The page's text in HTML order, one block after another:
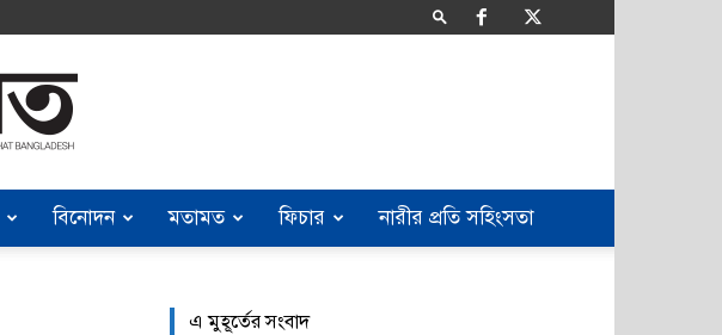
বিনোদন মতামত ফিচার নারীর প্রতি সহিংসতা
এ মুহূর্তের সংবাদ